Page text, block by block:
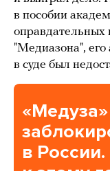
в пособии
оправдательных
"Медиазона", его
в суде был
«Медуза»
в